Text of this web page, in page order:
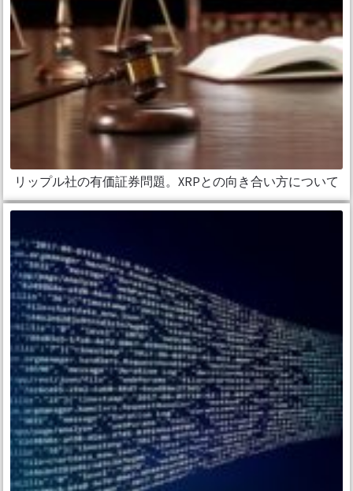
リップル社の有価証券問題。XRPとの向き合い方について